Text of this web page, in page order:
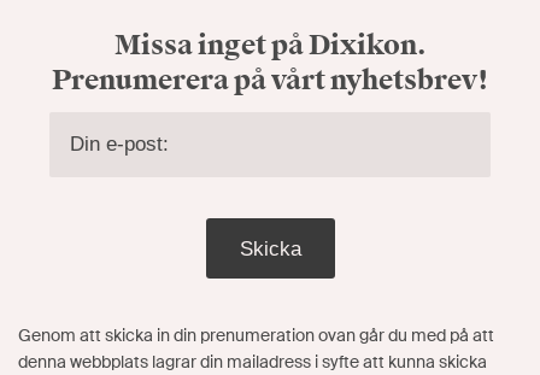
Missa inget på Dixikon.
Prenumerera på vårt nyhetsbrev!
Skicka
Genom att skicka in din prenumeration ovan går du med på att
denna webbplats lagrar din mailadress i syfte att kunna skicka